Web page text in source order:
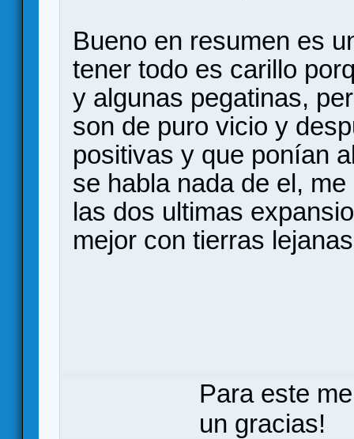
Bueno en resumen es
tener todo es carillo
y algunas pegatinas,
son de puro vicio y
positivas y que ponían
se habla nada de el,
las dos ultimas
mejor con tierras lejanas
Para este
un gracias!